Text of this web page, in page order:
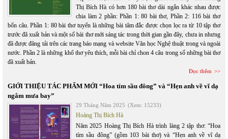
Thị Bích Hà có hơn 180 bài thơ dài ngắn khác nhau được
chia làm 2 phần: Phần 1: 80 bài thơ, Phần 2: 116 bài thơ
bốn câu. Phần 1: 80 bài thơ tuyển là những bài tâm đắc được chọn lọc ra từ 10 tập thơ
trước đã xuất bản và một số bài thơ mới sáng tác trong thời gian gần đây, chưa in nhưng
đã được đăng tải trên các trang báo mạng và website Văn học Nghệ thuật trong và ngoài
nước. Phần 2 là những khổ thơ yêu thích, mỗi bài chỉ chon 4 câu trong số những bài thơ
đã xuất bản.
Đọc thêm
GIỚI THIỆU TÁC PHẨM MỚI “Hoa tím sầu đông” và “Hẹn anh về vĩ dạ
ngắm mưa bay”
29 Tháng Năm 2025 (Xem: 15233)
Hoàng Thị Bích Hà
Năm 2025 Hoàng Thị Bích Hà trình làng 2 tập thơ: “Hoa
tím sầu đông” (gồm 103 bài thơ) và “Hẹn anh về vĩ dạ